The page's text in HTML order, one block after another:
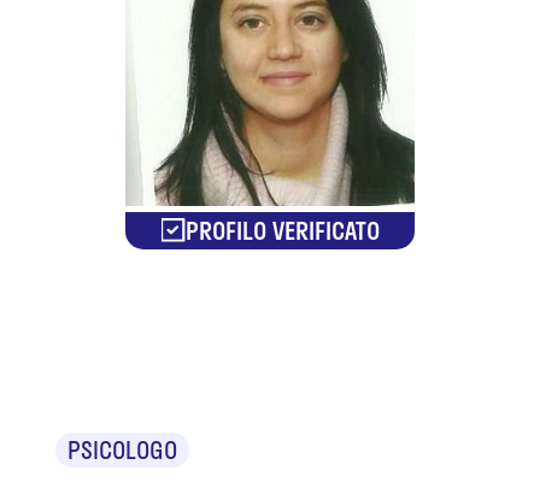
PROFILO VERIFICATO
PSICOLOGO